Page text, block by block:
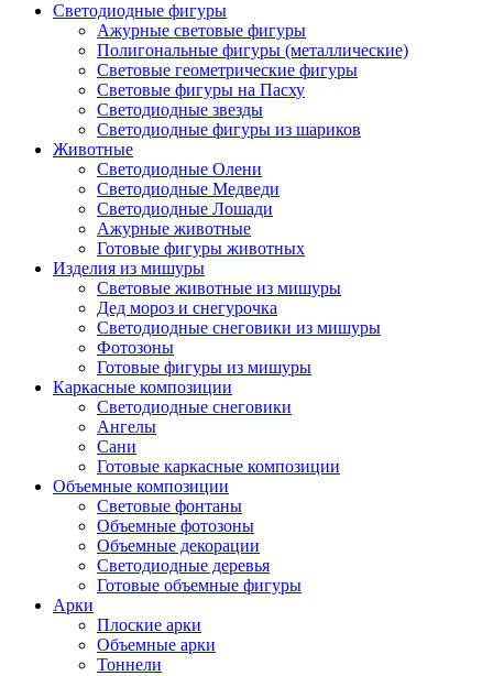
Светодиодные фигуры
Ажурные световые фигуры
Полигональные фигуры (металлические)
Световые геометрические фигуры
Световые фигуры на Пасху
Светодиодные звезды
Светодиодные фигуры из шариков
Животные
Светодиодные Олени
Светодиодные Медведи
Светодиодные Лошади
Ажурные животные
Готовые фигуры животных
Изделия из мишуры
Световые животные из мишуры
Дед мороз и снегурочка
Светодиодные снеговики из мишуры
Фотозоны
Готовые фигуры из мишуры
Каркасные композиции
Светодиодные снеговики
Ангелы
Сани
Готовые каркасные композиции
Объемные композиции
Световые фонтаны
Объемные фотозоны
Объемные декорации
Светодиодные деревья
Готовые объемные фигуры
Арки
Плоские арки
Объемные арки
Тоннели